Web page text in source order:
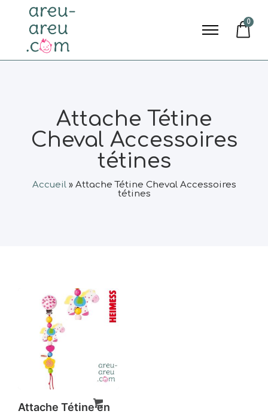
0
Attache Tétine
Cheval Accessoires
tétines
Accueil» Attache Tétine Cheval Accessoires
tétines
Attache Tétine en